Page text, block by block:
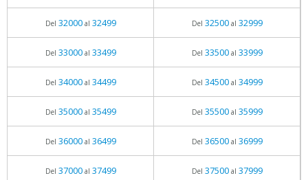
Del 32000al 32499 Del 32500al 32999
Del 33000al 33499 Del 33500al 33999
Del 34000al 34499 Del 34500al 34999
Del 35000al 35499 Del 35500al 35999
Del 36000al 36499 Del 36500al 36999
Del 37000al 37499 Del 37500al 37999